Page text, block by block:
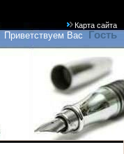
Карта сайта
Приветствуем Вас Гость